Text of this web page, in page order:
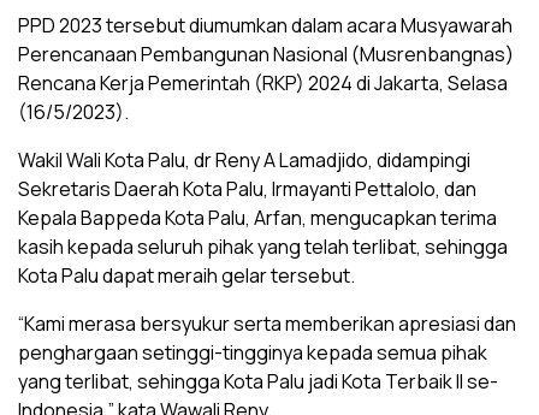
PPD 2023 tersebut diumumkan dalam acara Musyawarah
Perencanaan Pembangunan Nasional (Musrenbangnas)
Rencana Kerja Pemerintah (RKP) 2024 di Jakarta, Selasa
(16/5/2023).
Wakil Wali Kota Palu, dr Reny A Lamadjido, didampingi
Sekretaris Daerah Kota Palu, Irmayanti Pettalolo, dan
Kepala Bappeda Kota Palu, Arfan, mengucapkan terima
kasih kepada seluruh pihak yang telah terlibat, sehingga
Kota Palu dapat meraih gelar tersebut.
“Kami merasa bersyukur serta memberikan apresiasi dan
penghargaan setinggi-tingginya kepada semua pihak
yang terlibat, sehingga Kota Palu jadi Kota Terbaik II se-